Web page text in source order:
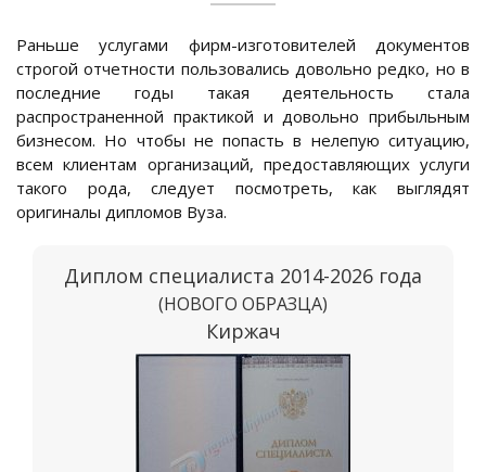
Раньше услугами фирм-изготовителей документов
строгой отчетности пользовались довольно редко, но в
последние годы такая деятельность стала
распространенной практикой и довольно прибыльным
бизнесом. Но чтобы не попасть в нелепую ситуацию,
всем клиентам организаций, предоставляющих услуги
такого рода, следует посмотреть, как выглядят
оригиналы дипломов Вуза.
Диплом специалиста 2014-2026 года
(НОВОГО ОБРАЗЦА)
Киржач